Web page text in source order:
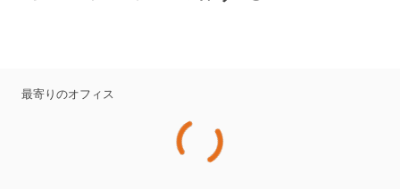
最寄りのオフィス